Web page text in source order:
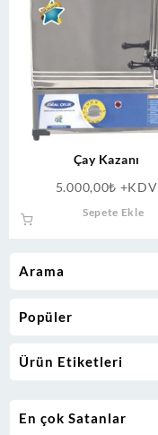
Arama
Popüler
Ürün Etiketleri
Çay Kazanı
5.000,00₺ +KDV
Sepete Ekle
En çok Satanlar